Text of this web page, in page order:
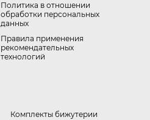
​Политика в отношении
обработки персональных
данных
Правила применения
рекомендательных
технологий
Комплекты бижутерии